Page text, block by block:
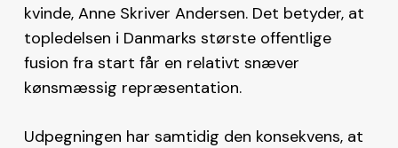
kvinde, Anne Skriver Andersen. Det betyder, at
topledelsen i Danmarks største offentlige
fusion fra start får en relativt snæver
kønsmæssig repræsentation.
Udpegningen har samtidig den konsekvens, at